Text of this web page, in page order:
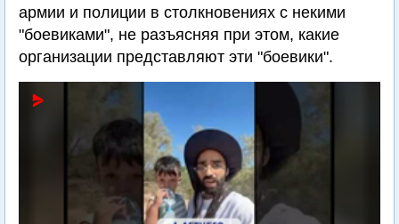
армии и полиции в столкновениях с некими
"боевиками", не разъясняя при этом, какие
организации представляют эти "боевики".